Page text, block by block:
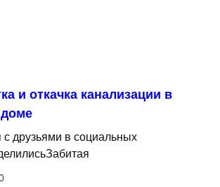
и откачка канализации в
с друзьями в социальных